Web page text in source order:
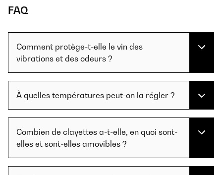
FAQ
Comment protège-t-elle le vin des
vibrations et des odeurs ?
À quelles températures peut-on la régler ?
Combien de clayettes a-t-elle, en quoi sont-
elles et sont-elles amovibles ?